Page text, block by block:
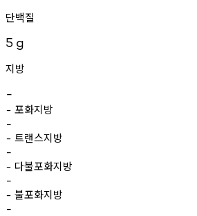
단백질
5 g
지방
-
- 포화지방
-
- 트랜스지방
-
- 다불포화지방
-
- 불포화지방
-